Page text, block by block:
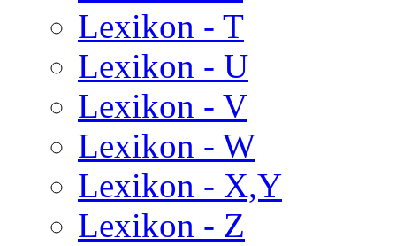
Lexikon - T
Lexikon - U
Lexikon - V
Lexikon - W
Lexikon - X,Y
Lexikon - Z